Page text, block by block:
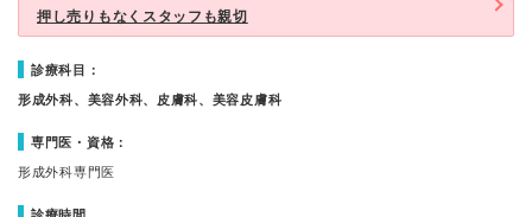
押し売りもなくスタッフも親切
診療科目：
形成外科、美容外科、皮膚科、美容皮膚科
専門医・資格：
形成外科専門医